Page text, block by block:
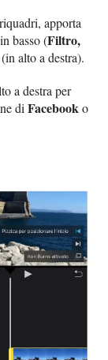
apporta
basso (Filtro,
(in alto a destra).
a destra per
diFacebooko